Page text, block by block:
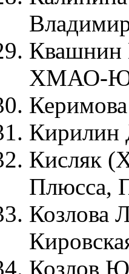
Квашнин
ХМАО-
Кирилин
Кисляк
Плюсса,
Козлова
Козлов